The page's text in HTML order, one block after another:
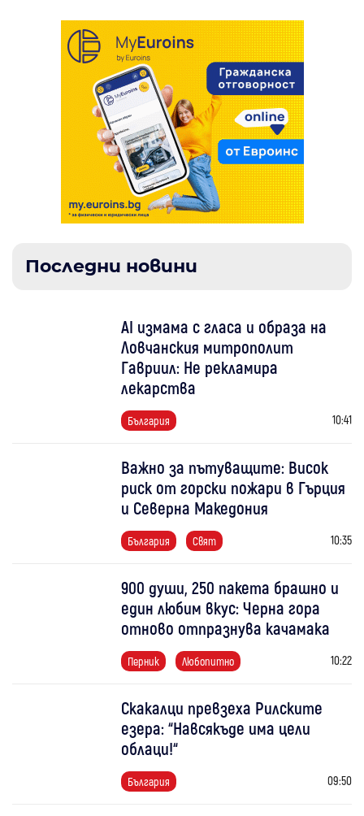
Последни новини
AI измама с гласа и образа на
Ловчанския митрополит
Гавриил: Не рекламира
лекарства
България 10:41
Важно за пътуващите: Висок
риск от горски пожари в Гърция
и Северна Македония
България Свят 10:35
900 души, 250 пакета брашно и
един любим вкус: Черна гора
отново отпразнува качамака
Перник Любопитно 10:22
Скакалци превзеха Рилските
езера: “Навсякъде има цели
облаци!“
България 09:50